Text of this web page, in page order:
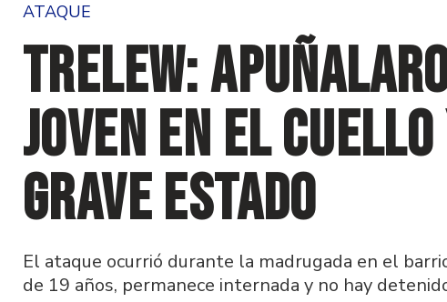
ATAQUE
Trelew:
joven en el cuello
grave estado
El ataque ocurrió durante la madrugada en el
de 19 años, permanece internada y no hay